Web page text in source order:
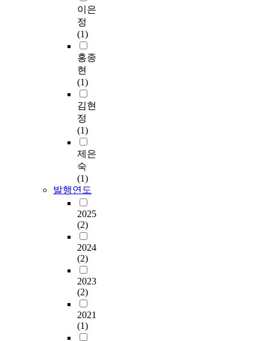
이은
정
(1)
홍종
현
(1)
김현
정
(1)
제은
숙
(1)
발행연도
2025
(2)
2024
(2)
2023
(2)
2021
(1)